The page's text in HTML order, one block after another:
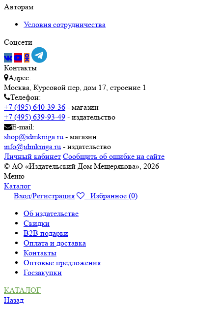
Авторам
Условия сотрудничества
Соцсети
Контакты
Адрес:
Москва, Курсовой пер, дом 17, строение 1
Телефон:
+7 (495) 640-39-36 - магазин
+7 (495) 639-93-49 - издательство
E-mail:
shop@idmkniga.ru - магазин
info@idmkniga.ru - издательство
Личный кабинет Сообщить об ошибке на сайте
© АО «Издательский Дом Мещерякова», 2026
Меню
Каталог
Вход/Регистрация
Избранное (0)
Об издательстве
Скидки
B2B подарки
Оплата и доставка
Контакты
Оптовые предложения
Госзакупки
КАТАЛОГ
Назад